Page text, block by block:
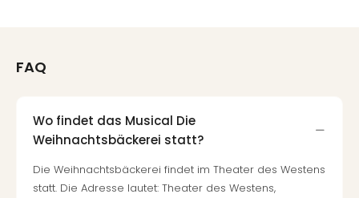
FAQ
Wo findet das Musical Die
Weihnachtsbäckerei statt?
Die Weihnachtsbäckerei findet im Theater des Westens
statt. Die Adresse lautet: Theater des Westens,